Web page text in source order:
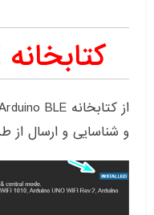
کتابخانه Arduino BLE
و شناسایی و ارسال از